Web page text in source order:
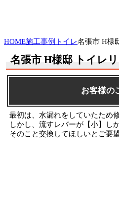
HOME施工事例 トイレ名張市 H様
名張市 H様邸 トイレ
お客様の
最初は、水漏れをしていたため
しかし、流すレバーが【小】し
そのこと交換してほしいとご要